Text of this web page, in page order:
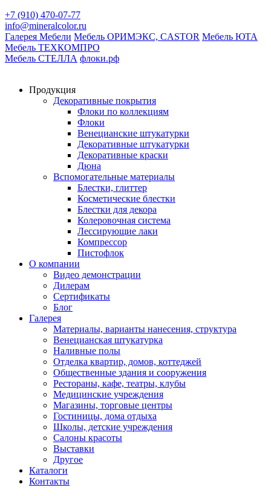
+7 (910) 470-07-77
info@mineralcolor.ru
Галерея Мебели Мебель ОРИМЭКС, CASTOR Мебель ЮТА
Мебель ТЕХКОМПРО
Мебель СТЕЛЛА флоки.рф
Продукция
Декоративные покрытия
Флоки по коллекциям
Флоки
Венецианские штукатурки
Декоративные штукатурки
Декоративные краски
Дюна
Вспомогательные материалы
Блестки, глиттер
Косметические блестки
Блестки для декора
Колеровочная система
Лессирующие лаки
Компрессор
Пистофлок
О компании
Видео демонстрации
Дилерам
Сертификаты
Блог
Галерея
Материалы, варианты нанесения, структура
Венецианская штукатурка
Наливные полы
Отделка квартир, домов, коттеджей
Общественные здания и сооружения
Рестораны, кафе, театры, клубы
Медицинские учреждения
Магазины, торговые центры
Гостиницы, дома отдыха
Школы, детские учреждения
Салоны красоты
Выставки
Другое
Каталоги
Контакты